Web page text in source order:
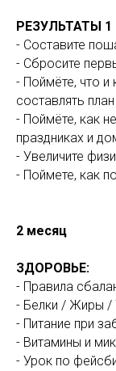
РЕЗУЛЬТАТЫ
- Составите
- Сбросите
- Поймёте, что и
составлять план
- Поймёте, как
праздниках и
- Увеличите
- Поймете, как
2 месяц
ЗДОРОВЬЕ:
- Правила
- Белки / Жиры /
- Питание при
- Витамины и
- Урок по